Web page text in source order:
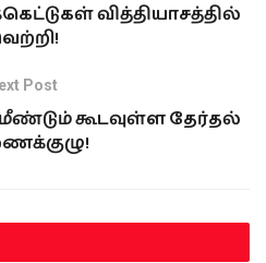
வித்தியாசத்தில்
Post
கூடவுள்ள தேர்தல்